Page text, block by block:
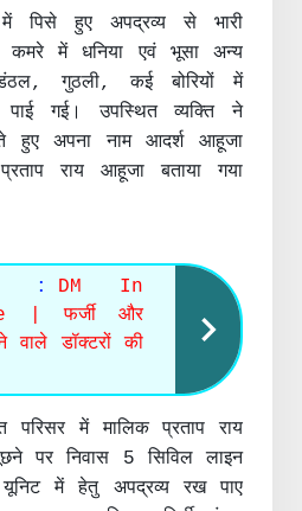
हुए अपद्रव्य से भारी
कमरे में धनिया एवं भूसा अन्य
गुठली, कई बोरियों में
गई। उपस्थित व्यक्ति ने
हुए अपना नाम आदर्श आहूजा
राय आहूजा बताया गया
:
DM In
| फर्जी और
वाले डॉक्टरों की
में मालिक प्रताप राय
पर निवास 5 सिविल लाइन
यूनिट में हेतु अपद्रव्य रख पाए